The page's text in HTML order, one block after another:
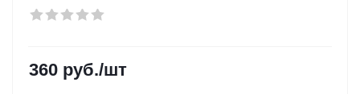
360 руб./шт